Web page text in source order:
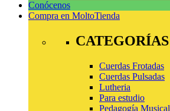
Conócenos
Compra en MoltoTienda
CATEGORÍAS
Cuerdas Frotadas
Cuerdas Pulsadas
Lutheria
Para estudio
Pedagogía Musical